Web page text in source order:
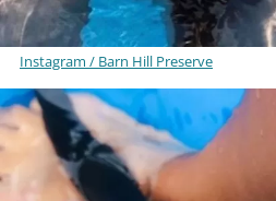
Instagram / Barn Hill Preserve